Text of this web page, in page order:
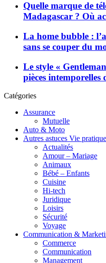
Quelle marque de
Madagascar ? Où
La home bubble :
sans se couper du
Le style «
pièces
Catégories
Assurance
Mutuelle
Auto & Moto
Autres astuces Vie pratique
Actualités
Amour – Mariage
Animaux
Bébé – Enfants
Cuisine
Hi-tech
Juridique
Loisirs
Sécurité
Voyage
Communication &
Commerce
Communication
Management